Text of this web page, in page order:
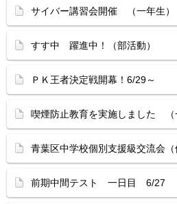
サイバー講習会開催 （一年生）
すす中 躍進中！（部活動）
ＰＫ王者決定戦開幕！6/29～
喫煙防止教育を実施しました （
青葉区中学校個別支援級交流会（
前期中間テスト 一日目 6/27